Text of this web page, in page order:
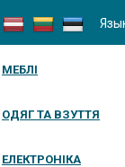
МЕБЛІ
ОДЯГ ТА ВЗУТТЯ
ЕЛЕКТРОНІКА